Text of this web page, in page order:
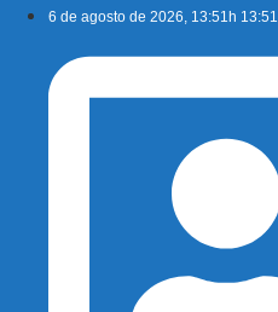
conteúdo
6 de agosto de 2026, 13:51h 13:51